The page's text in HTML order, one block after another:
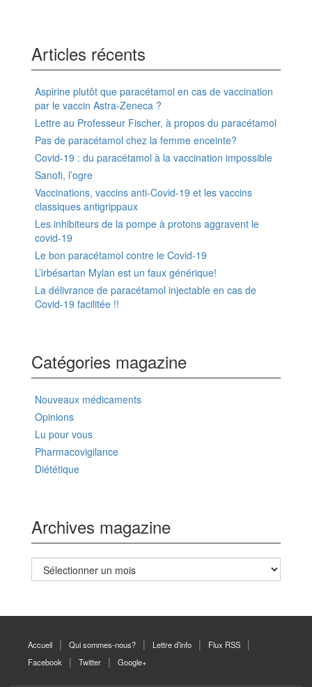
Articles récents
Aspirine plutôt que paracétamol en cas de vaccination
par le vaccin Astra-Zeneca ?
Lettre au Professeur Fischer, à propos du paracétamol
Pas de paracétamol chez la femme enceinte?
Covid-19 : du paracétamol à la vaccination impossible
Sanofi, l’ogre
Vaccinations, vaccins anti-Covid-19 et les vaccins
classiques antigrippaux
Les inhibiteurs de la pompe à protons aggravent le
covid-19
Le bon paracétamol contre le Covid-19
L’irbésartan Mylan est un faux générique!
La délivrance de paracétamol injectable en cas de
Covid-19 facilitée !!
Catégories magazine
Nouveaux médicaments
Opinions
Lu pour vous
Pharmacovigilance
Diététique
Archives magazine
Archives
magazine
Accueil Qui sommes-nous? Lettre d’info
Flux RSS
Facebook
Twitter Google+